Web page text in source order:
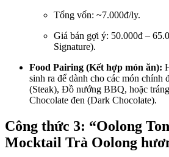
Tổng vốn: ~7.000đ/ly.
Giá bán gợi ý: 50.000đ –
Signature).
Food Pairing (Kết hợp món ăn):
sinh ra để dành cho các món chính
(Steak), Đồ nướng BBQ, hoặc
Chocolate đen (Dark Chocolate).
Công thức 3: “Oolong
Mocktail Trà Oolong